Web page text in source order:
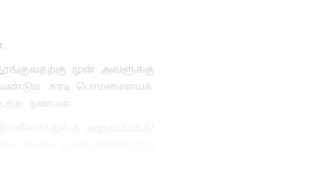
முன் அவளுக்கு
வேண்டும். கரடி பொம்மையைக்
உற்ற நண்பன்.